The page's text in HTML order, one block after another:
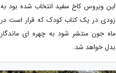
این ویروس کاخ سفید انتخاب شده بود به
زودی در یک کتاب کودک که قرار است در
ماه جون منتشر شود به چهره ای ماندگار
بدل خواهد شد.